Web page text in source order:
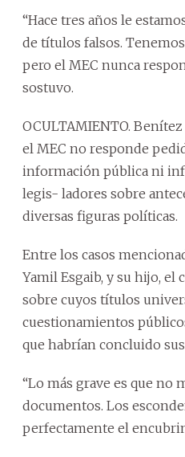
“Hace tres años le
de títulos falsos.
pero el MEC nunca
sostuvo.
OCULTAMIENTO.
el MEC no responde
información pública ni
legis- ladores sobre
diversas figuras políticas.
Entre los casos
Yamil Esgaib, y su hijo, el
sobre cuyos títulos
cuestionamientos
que habrían concluido
“Lo más grave es que no
documentos. Los
perfectamente el